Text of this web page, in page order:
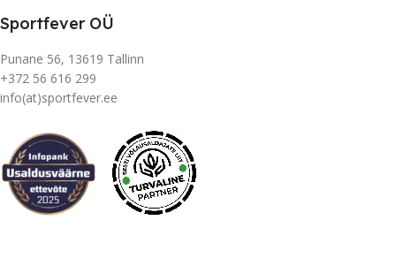
Sportfever OÜ
Punane 56, 13619 Tallinn
+372 56 616 299
info(at)sportfever.ee